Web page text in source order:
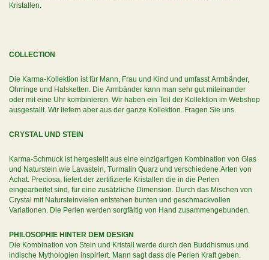
Kristallen.
COLLECTION
Die Karma-Kollektion ist für Mann, Frau und Kind und umfasst Armbänder,
Ohrringe und Halsketten. Die Armbänder kann man sehr gut miteinander
oder mit eine Uhr kombinieren. Wir haben ein Teil der Kollektion im Webshop
ausgestallt. Wir liefern aber aus der ganze Kollektion. Fragen Sie uns.
CRYSTAL UND STEIN
Karma-Schmuck ist hergestellt aus eine einzigartigen Kombination von Glas
und Naturstein wie Lavastein, Turmalin Quarz und verschiedene Arten von
Achat. Preciosa, liefert der zertifizierte Kristallen die in die Perlen
eingearbeitet sind, für eine zusätzliche Dimension. Durch das Mischen von
Crystal mit Natursteinvielen entstehen bunten und geschmackvollen
Variationen. Die Perlen werden sorgfältig von Hand zusammengebunden.
PHILOSOPHIE HINTER DEM DESIGN
Die Kombination von Stein und Kristall werde durch den Buddhismus und
indische Mythologien inspiriert. Mann sagt dass die Perlen Kraft geben.